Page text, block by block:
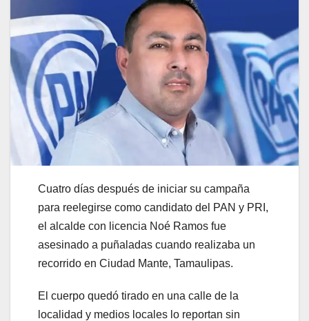
Cuatro días después de iniciar su campaña
para reelegirse como candidato del PAN y PRI,
el alcalde con licencia Noé Ramos fue
asesinado a puñaladas cuando realizaba un
recorrido en Ciudad Mante, Tamaulipas.
El cuerpo quedó tirado en una calle de la
localidad y medios locales lo reportan sin